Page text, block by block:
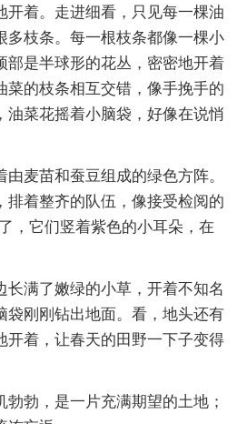
开着。走进细看，只见每一棵油
多枝条。每一根枝条都像一棵小
部是半球形的花丛，密密地开着
菜的枝条相互交错，像手挽手的
油菜花摇着小脑袋，好像在说悄
麦苗和蚕豆组成的绿色方阵。
排着整齐的队伍，像接受检阅的
，它们竖着紫色的小耳朵，在
长满了嫩绿的小草，开着不知名
袋刚刚钻出地面。看，地头还有
开着，让春天的田野一下子变得
勃，是一片充满期望的土地；